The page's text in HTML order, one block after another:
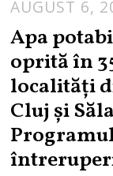
AUGUST 6,
Apa
oprită în
localități
Cluj și